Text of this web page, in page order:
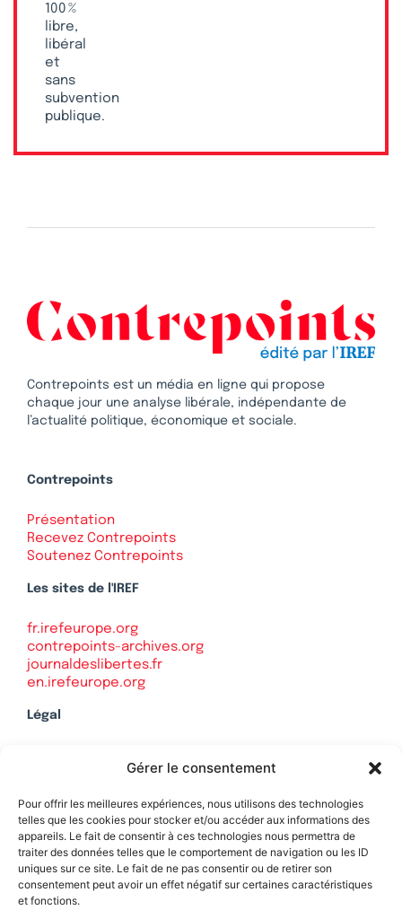
Gérer le consentement
Pour offrir les meilleures expériences, nous utilisons des technologies
telles que les cookies pour stocker et/ou accéder aux informations des
appareils. Le fait de consentir à ces technologies nous permettra de
traiter des données telles que le comportement de navigation ou les ID
uniques sur ce site. Le fait de ne pas consentir ou de retirer son
consentement peut avoir un effet négatif sur certaines caractéristiques
et fonctions.
100 %
libre,
libéral
et
sans
subvention
publique.
Contrepoints est un média en ligne qui propose
chaque jour une analyse libérale, indépendante de
l’actualité politique, économique et sociale.
Contrepoints
Présentation
Recevez Contrepoints
Soutenez Contrepoints
Les sites de l'IREF
fr.irefeurope.org
contrepoints-archives.org
journaldeslibertes.fr
en.irefeurope.org
Légal
Politique de confidentialité
Soutenez Contrepoints